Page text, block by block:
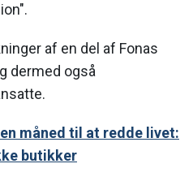
af en del af Fonas
dermed også
måned til at redde livet:
butikker